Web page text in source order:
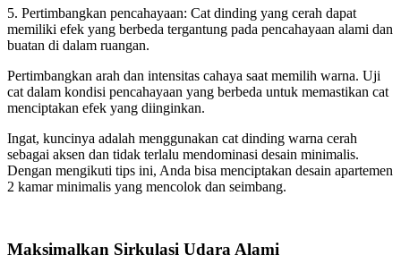
5. Pertimbangkan pencahayaan: Cat dinding yang cerah dapat
memiliki efek yang berbeda tergantung pada pencahayaan alami dan
buatan di dalam ruangan.
Pertimbangkan arah dan intensitas cahaya saat memilih warna. Uji
cat dalam kondisi pencahayaan yang berbeda untuk memastikan cat
menciptakan efek yang diinginkan.
Ingat, kuncinya adalah menggunakan cat dinding warna cerah
sebagai aksen dan tidak terlalu mendominasi desain minimalis.
Dengan mengikuti tips ini, Anda bisa menciptakan desain apartemen
2 kamar minimalis yang mencolok dan seimbang.
Maksimalkan Sirkulasi Udara Alami